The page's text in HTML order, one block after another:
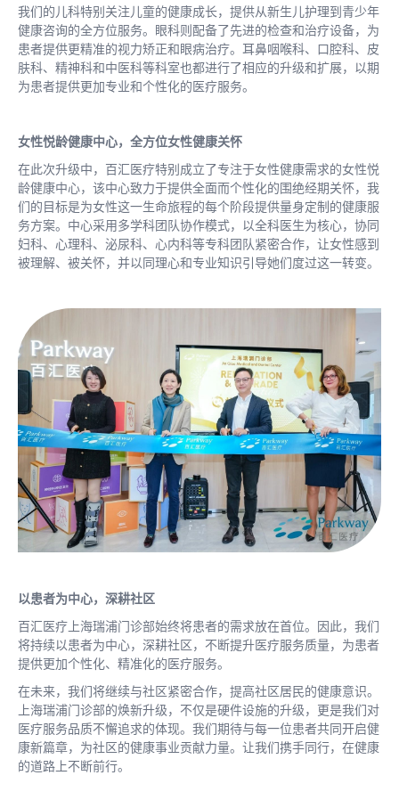
我们的儿科特别关注儿童的健康成长，提供从新生儿护理到青少年
健康咨询的全方位服务。眼科则配备了先进的检查和治疗设备，为
患者提供更精准的视力矫正和眼病治疗。耳鼻咽喉科、口腔科、皮
肤科、精神科和中医科等科室也都进行了相应的升级和扩展，以期
为患者提供更加专业和个性化的医疗服务。
女性悦龄健康中心，全方位女性健康关怀
在此次升级中，百汇医疗特别成立了专注于女性健康需求的女性悦
龄健康中心，该中心致力于提供全面而个性化的围绝经期关怀，我
们的目标是为女性这一生命旅程的每个阶段提供量身定制的健康服
务方案。中心采用多学科团队协作模式，以全科医生为核心，协同
妇科、心理科、泌尿科、心内科等专科团队紧密合作，让女性感到
被理解、被关怀，并以同理心和专业知识引导她们度过这一转变。
以患者为中心，深耕社区
百汇医疗上海瑞浦门诊部始终将患者的需求放在首位。因此，我们
将持续以患者为中心，深耕社区，不断提升医疗服务质量，为患者
提供更加个性化、精准化的医疗服务。
在未来，我们将继续与社区紧密合作，提高社区居民的健康意识。
上海瑞浦门诊部的焕新升级，不仅是硬件设施的升级，更是我们对
医疗服务品质不懈追求的体现。我们期待与每一位患者共同开启健
康新篇章，为社区的健康事业贡献力量。让我们携手同行，在健康
的道路上不断前行。